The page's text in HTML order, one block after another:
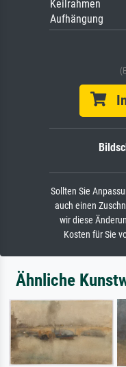
Keilrahmen
Aufhängung
In
Sollten Sie
auch einen
wir diese
Kosten für Sie
Ähnliche